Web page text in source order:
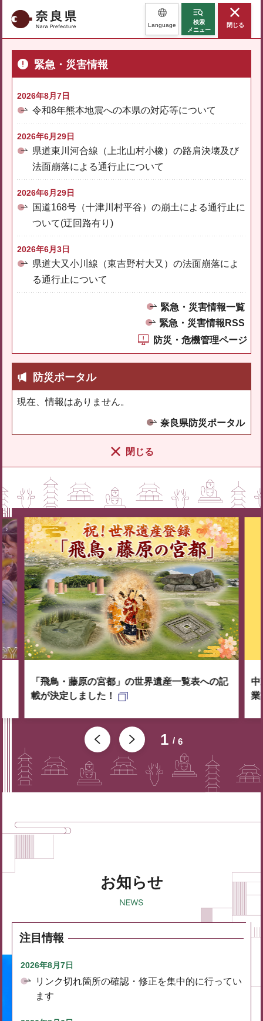
奈良県 Language
検索
メニュー
閉じる
緊急・災害情報
2026年8月7日
令和8年熊本地震への本県の対応等について
2026年6月29日
県道東川河合線（上北山村小橡）の路肩決壊及び
法面崩落による通行止について
2026年6月29日
国道168号（十津川村平谷）の崩土による通行止に
ついて(迂回路有り)
2026年6月3日
県道大又小川線（東吉野村大又）の法面崩落によ
る通行止について
緊急・災害情報一覧
緊急・災害情報RSS
防災・危機管理ページ
防災ポータル
現在、情報はありません。
奈良県防災ポータル
閉じる
1 6
「飛鳥・藤原の宮都」の世界遺産一覧表への記
載が決定しました！
中
業
お知らせ
注目情報
2026年8月7日
リンク切れ箇所の確認・修正を集中的に行ってい
ます